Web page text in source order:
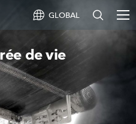
GLOBAL
de vie